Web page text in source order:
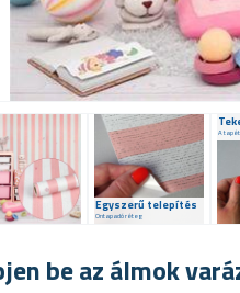
Egyszerű telepítés
Öntapadó réteg
A
be az álmok